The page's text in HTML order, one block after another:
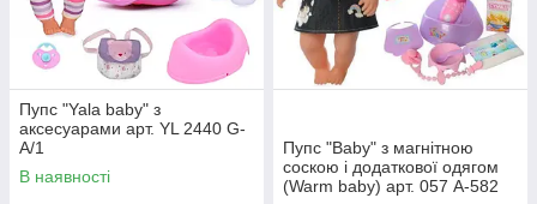
Пупс "Yala baby" з
аксесуарами арт. YL 2440 G-
A/1
В наявності
Пупс "Baby" з магнітною
соскою і додаткової одягом
(Warm baby) арт. 057 A-582